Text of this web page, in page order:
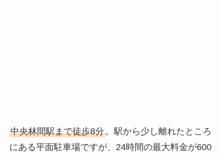
中央林間駅まで徒歩8分。駅から少し離れたところ
にある平面駐車場ですが、24時間の最大料金が600